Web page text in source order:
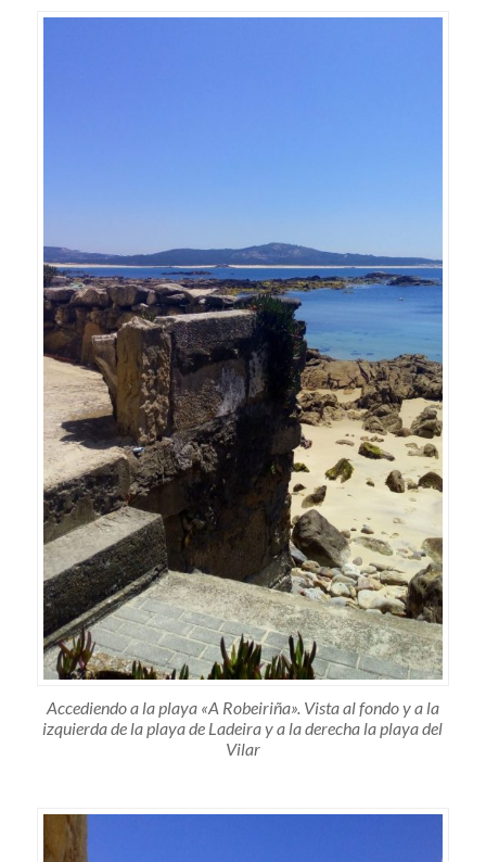
Accediendo a la playa «A Robeiriña». Vista al fondo y a la
izquierda de la playa de Ladeira y a la derecha la playa del
Vilar